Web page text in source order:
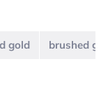
gold brushed